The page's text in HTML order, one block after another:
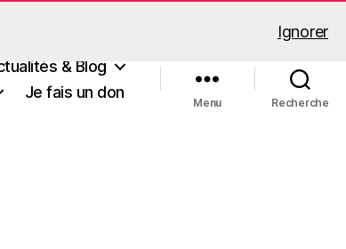
Ignorer
& Blog
Je fais un don
Menu Recherche